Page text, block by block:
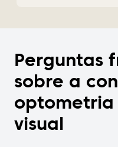
Perguntas
sobre a
optometria
visual